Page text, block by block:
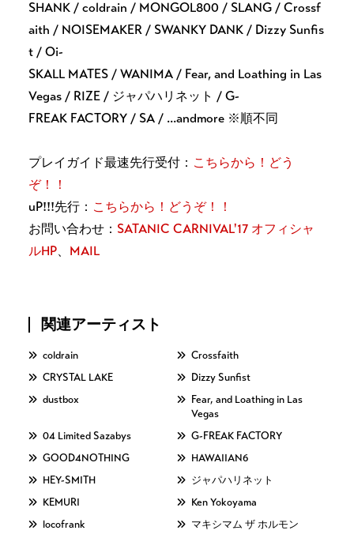
SHANK / coldrain / MONGOL800 / SLANG / Crossf
aith / NOISEMAKER / SWANKY DANK / Dizzy Sunfis
t / Oi-
SKALL MATES / WANIMA / Fear, and Loathing in Las
Vegas / RIZE / ジャパハリネット / G-
FREAK FACTORY / SA / ...andmore ※順不同
プレイガイド最速先行受付： こちらから！どう
ぞ！！
uP!!!先行： こちらから！どうぞ！！
お問い合わせ： SATANIC CARNIVAL'17 オフィシャ
ルHP、 MAIL
関連アーティスト
coldrain
Crossfaith
CRYSTAL LAKE
Dizzy Sunfist
dustbox
Fear, and Loathing in Las
Vegas
04 Limited Sazabys
G-FREAK FACTORY
GOOD4NOTHING
HAWAIIAN6
HEY-SMITH
ジャパハリネット
KEMURI
Ken Yokoyama
locofrank
マキシマム ザ ホルモン